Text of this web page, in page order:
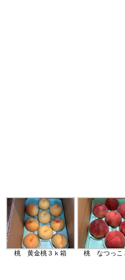
桃 黄金桃３ｋ箱 桃 なつっこ